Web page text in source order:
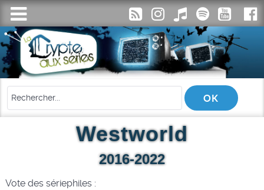
Westworld
2016-2022
Vote des sériephiles :